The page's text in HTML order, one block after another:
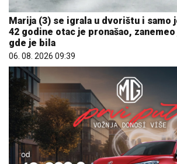
Marija (3) se igrala u dvorištu i samo
42 godine otac je pronašao, zanemeo
gde je bila
06. 08. 2026 09:39